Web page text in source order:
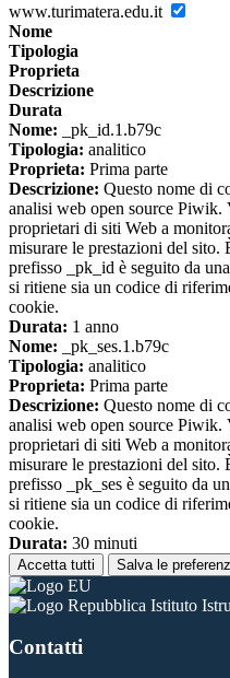
www.turimatera.edu.it
Nome
Tipologia
Proprieta
Descrizione
Durata
Nome: _pk_id.1.b79c
Tipologia: analitico
Proprieta: Prima parte
Descrizione: Questo nome di
analisi web open source Piwik.
proprietari di siti Web a
misurare le prestazioni del
prefisso _pk_id è seguito da
si ritiene sia un codice di
cookie.
Durata: 1 anno
Nome: _pk_ses.1.b79c
Tipologia: analitico
Proprieta: Prima parte
Descrizione: Questo nome di
analisi web open source Piwik.
proprietari di siti Web a
misurare le prestazioni del
prefisso _pk_ses è seguito da
si ritiene sia un codice di
cookie.
Durata: 30 minuti
Accetta tutti Salva le
Istituto
Contatti